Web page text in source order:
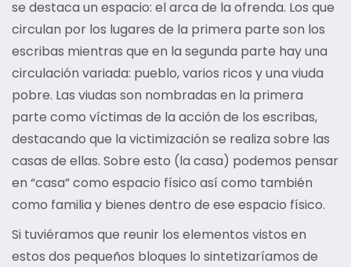
se destaca un espacio: el arca de la ofrenda. Los que
circulan por los lugares de la primera parte son los
escribas mientras que en la segunda parte hay una
circulación variada: pueblo, varios ricos y una viuda
pobre. Las viudas son nombradas en la primera
parte como víctimas de la acción de los escribas,
destacando que la victimización se realiza sobre las
casas de ellas. Sobre esto (la casa) podemos pensar
en “casa” como espacio físico así como también
como familia y bienes dentro de ese espacio físico.
Si tuviéramos que reunir los elementos vistos en
estos dos pequeños bloques lo sintetizaríamos de